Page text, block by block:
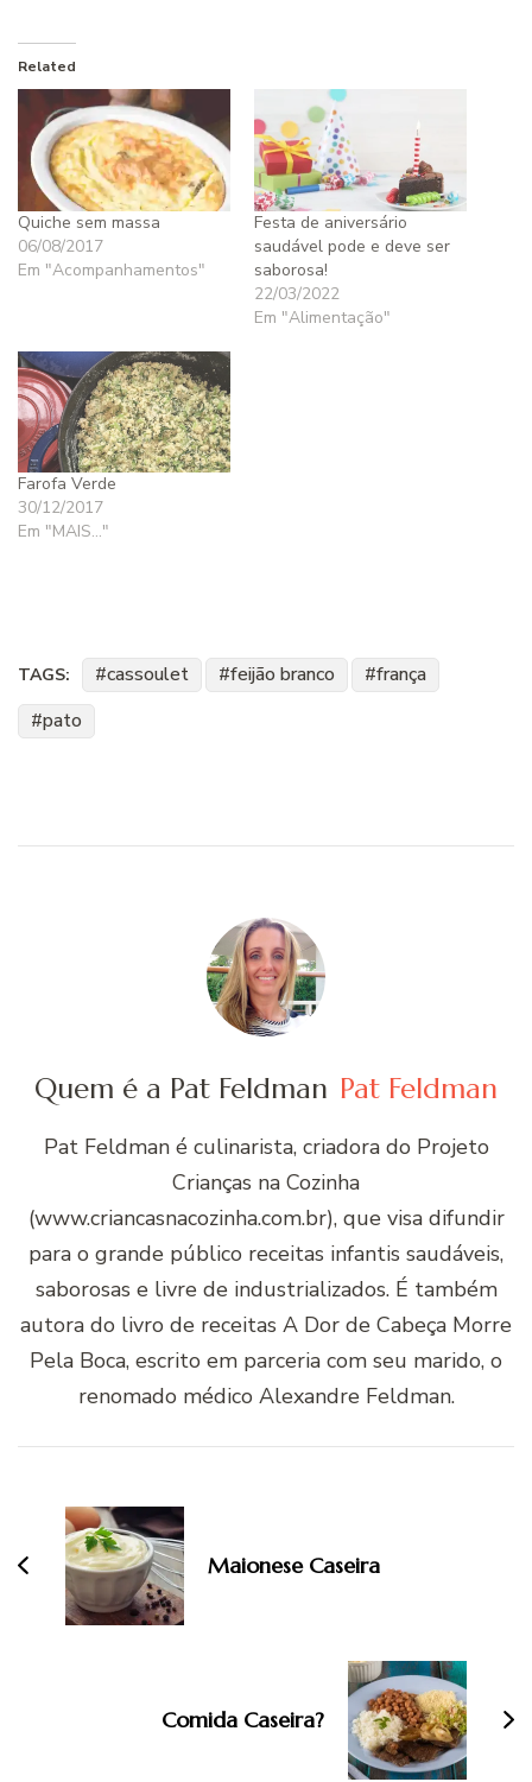
Related
Quiche sem massa
06/08/2017
Em "Acompanhamentos"
Festa de aniversário
saudável pode e deve ser
saborosa!
22/03/2022
Em "Alimentação"
Farofa Verde
30/12/2017
Em "MAIS..."
TAGS: cassoulet feijão branco
frança
pato
Quem é a Pat Feldman Pat Feldman
Pat Feldman é culinarista, criadora do Projeto
Crianças na Cozinha
(www.criancasnacozinha.com.br), que visa difundir
para o grande público receitas infantis saudáveis,
saborosas e livre de industrializados. É também
autora do livro de receitas A Dor de Cabeça Morre
Pela Boca, escrito em parceria com seu marido, o
renomado médico Alexandre Feldman.
post
Maionese Caseira
Comida Caseira?